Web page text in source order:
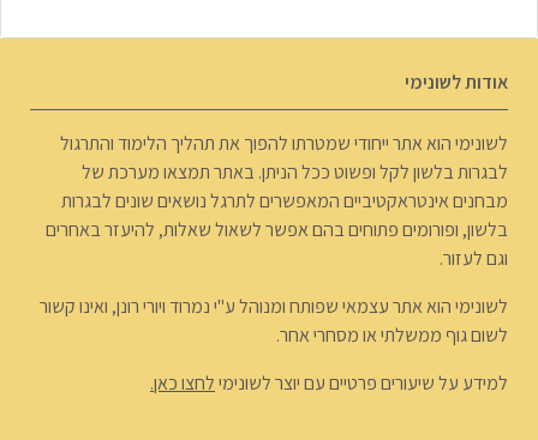
אודות לשונימי
לשונימי הוא אתר ייחודי שמטרתו להפוך את תהליך הלימוד והתרגול
לבגרות בלשון לקל ופשוט ככל הניתן. באתר תמצאו מערכת של
מבחנים אינטראקטיביים המאפשרים לתרגל נושאים שונים לבגרות
בלשון, ופורומים פתוחים בהם אפשר לשאול שאלות, להיעזר באחרים
וגם לעזור.
לשונימי הוא אתר עצמאי שפותח ומנוהל ע"י נמרוד ויורי רונן, ואינו קשור
לשום גוף ממשלתי או מסחרי אחר.
למידע על שיעורים פרטיים עם יוצר לשונימילחצו כאן.